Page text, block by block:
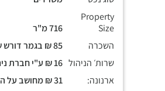
Property
Size
השכרה
שרות׳ הניהול
ארנונה: